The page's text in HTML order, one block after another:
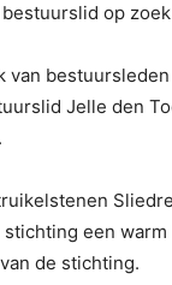
op
van
Jelle den
een
de stichting.